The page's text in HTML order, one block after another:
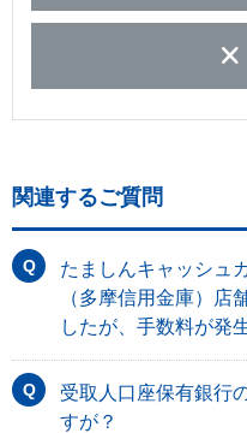
関連するご質問
たましんキャッシュ
（多摩信用金庫）店
したが、手数料が発
受取人口座保有銀行
すが？